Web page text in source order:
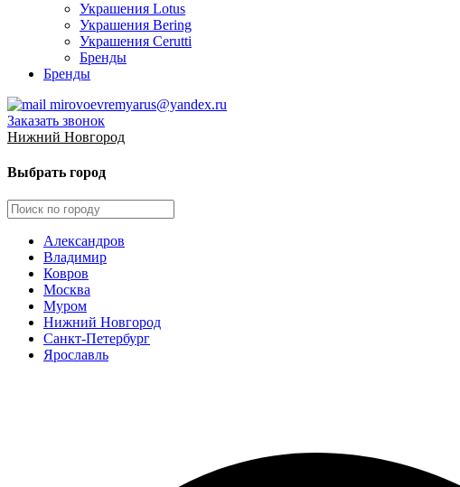
Украшения Lotus
Украшения Bering
Украшения Cerutti
Бренды
Бренды
mirovoevremyarus@yandex.ru
Заказать звонок
Нижний Новгород
Выбрать город
Александров
Владимир
Ковров
Москва
Муром
Нижний Новгород
Санкт-Петербург
Ярославль